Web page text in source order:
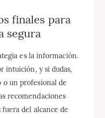
finales para
segura
es la información.
intuición, y si dudas,
o un profesional de
recomendaciones
del alcance de